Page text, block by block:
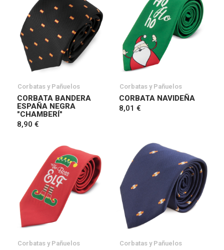
Corbatas y Pañuelos
CORBATA BANDERA
ESPAÑA NEGRA
"CHAMBERÍ"
8,90 €
Corbatas y Pañuelos
CORBATA NAVIDEÑA
8,01 €
Corbatas y Pañuelos Corbatas y Pañuelos